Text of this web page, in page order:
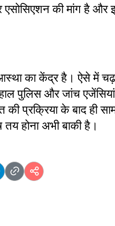
एसोसिएशन की मांग है
आस्था का केंद्र है। ऐसे में
पुलिस और जांच
की प्रक्रिया के बाद
होना अभी बाकी है।